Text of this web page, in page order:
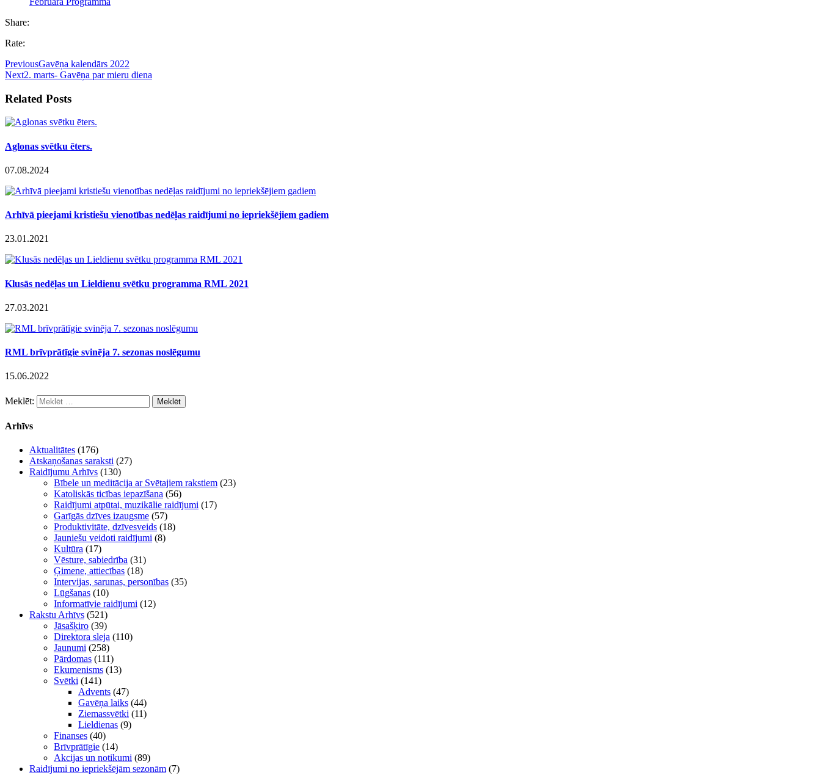
Share:
Rate:
PreviousGavēņa kalendārs 2022
Next2. marts- Gavēņa par mieru diena
Related Posts
Aglonas svētku ēters.
07.08.2024
Arhīvā pieejami kristiešu vienotības nedēļas raidījumi no iepriekšējiem gadiem
23.01.2021
Klusās nedēļas un Lieldienu svētku programma RML 2021
27.03.2021
RML brīvprātīgie svinēja 7. sezonas noslēgumu
15.06.2022
Meklēt:
Arhīvs
Aktualitātes (176)
Atskaņošanas saraksti (27)
Raidījumu Arhīvs (130)
Bībele un meditācija ar Svētajiem rakstiem (23)
Katoliskās ticības iepazīšana (56)
Raidījumi atpūtai, muzikālie raidījumi (17)
Garīgās dzīves izaugsme (57)
Produktivitāte, dzīvesveids (18)
Jauniešu veidoti raidījumi (8)
Kultūra (17)
Vēsture, sabiedrība (31)
Ģimene, attiecības (18)
Intervijas, sarunas, personības (35)
Lūgšanas (10)
Informatīvie raidījumi (12)
Rakstu Arhīvs (521)
Jāsašķiro (39)
Direktora sleja (110)
Jaunumi (258)
Pārdomas (111)
Ekumenisms (13)
Svētki (141)
Advents (47)
Gavēņa laiks (44)
Ziemassvētki (11)
Lieldienas (9)
Finanses (40)
Brīvprātīgie (14)
Akcijas un notikumi (89)
Raidījumi no iepriekšējām sezonām (7)